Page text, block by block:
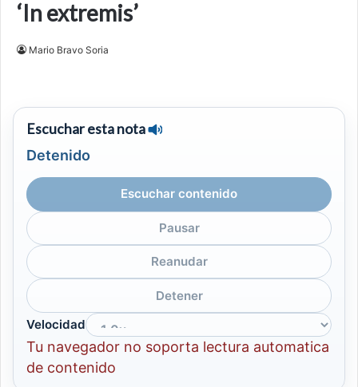
‘In extremis’
Mario Bravo Soria
Escuchar esta nota
Detenido
Escuchar contenido
Pausar
Reanudar
Detener
Velocidad
Tu navegador no soporta lectura automatica
de contenido